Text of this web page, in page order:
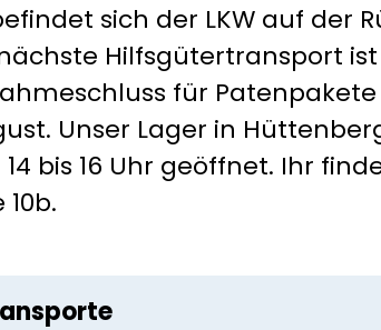
sich der LKW auf der
Hilfsgütertransport
für
Unser Lager in
bis 16 Uhr geöffnet. Ihr